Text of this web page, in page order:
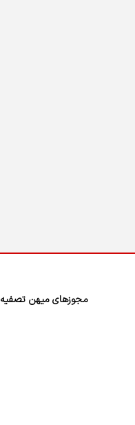
مجوزهای میهن تصفیه